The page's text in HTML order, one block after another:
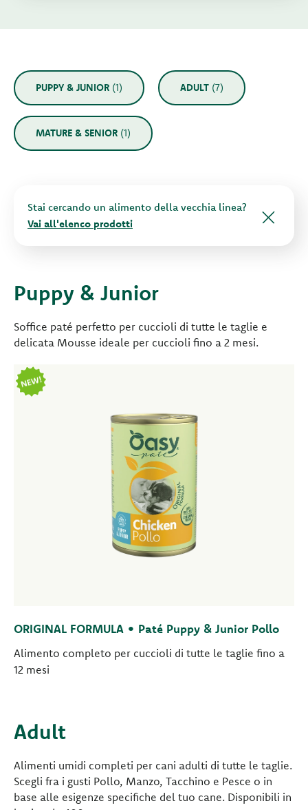
PUPPY & JUNIOR (1) ADULT (7)
MATURE & SENIOR (1)
Stai cercando un alimento della vecchia linea?
Vai all'elenco prodotti
Puppy & Junior
Soffice paté perfetto per cuccioli di tutte le taglie e
delicata Mousse ideale per cuccioli fino a 2 mesi.
ORIGINAL FORMULA • Paté Puppy & Junior Pollo
Alimento completo per cuccioli di tutte le taglie fino a
12 mesi
Adult
Alimenti umidi completi per cani adulti di tutte le taglie.
Scegli fra i gusti Pollo, Manzo, Tacchino e Pesce o in
base alle esigenze specifiche del tuo cane. Disponibili in